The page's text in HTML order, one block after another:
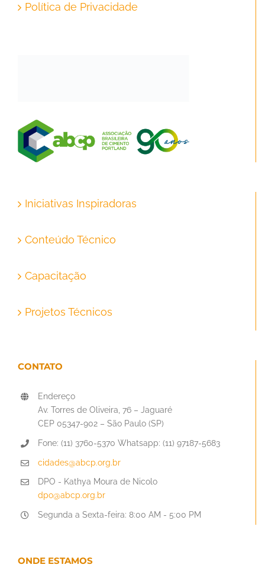
Política de Privacidade
Iniciativas Inspiradoras
Conteúdo Técnico
Capacitação
Projetos Técnicos
CONTATO
Endereço
Av. Torres de Oliveira, 76 – Jaguaré
CEP 05347-902 – São Paulo (SP)
Fone: (11) 3760-5370 Whatsapp: (11) 97187-5683
cidades@abcp.org.br
DPO - Kathya Moura de Nicolo
dpo@abcp.org.br
Segunda a Sexta-feira: 8:00 AM - 5:00 PM
ONDE ESTAMOS